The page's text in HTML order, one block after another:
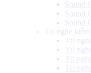
Sound
Sound
Sound
Tai nghe
Tai
Tai
Tai
Tai